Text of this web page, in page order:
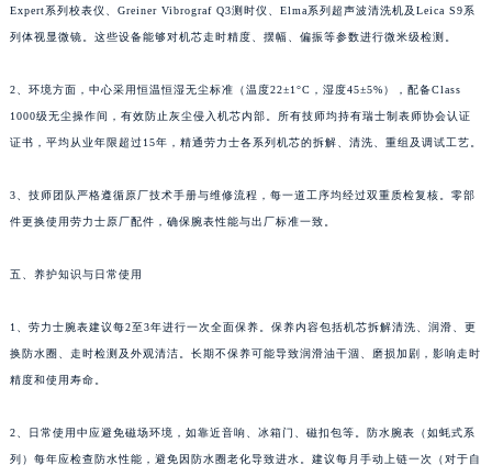
Expert系列校表仪、Greiner Vibrograf Q3测时仪、Elma系列超声波清洗机及Leica S9系
列体视显微镜。这些设备能够对机芯走时精度、摆幅、偏振等参数进行微米级检测。
2、环境方面，中心采用恒温恒湿无尘标准（温度22±1°C，湿度45±5%），配备Class
1000级无尘操作间，有效防止灰尘侵入机芯内部。所有技师均持有瑞士制表师协会认证
证书，平均从业年限超过15年，精通劳力士各系列机芯的拆解、清洗、重组及调试工艺。
3、技师团队严格遵循原厂技术手册与维修流程，每一道工序均经过双重质检复核。零部
件更换使用劳力士原厂配件，确保腕表性能与出厂标准一致。
五、养护知识与日常使用
1、劳力士腕表建议每2至3年进行一次全面保养。保养内容包括机芯拆解清洗、润滑、更
换防水圈、走时检测及外观清洁。长期不保养可能导致润滑油干涸、磨损加剧，影响走时
精度和使用寿命。
2、日常使用中应避免磁场环境，如靠近音响、冰箱门、磁扣包等。防水腕表（如蚝式系
列）每年应检查防水性能，避免因防水圈老化导致进水。建议每月手动上链一次（对于自